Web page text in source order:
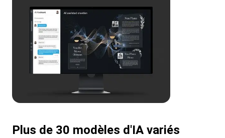
Plus de 30 modèles d'IA variés